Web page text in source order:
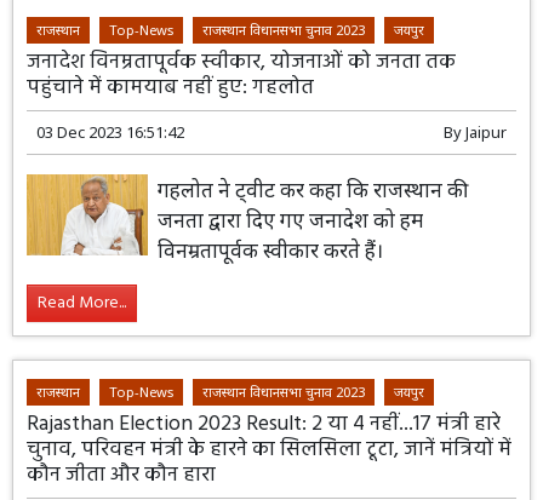
राजस्थान Top-News राजस्थान विधानसभा चुनाव 2023 जयपुर
जनादेश विनम्रतापूर्वक स्वीकार, योजनाओं को जनता तक
पहुंचाने में कामयाब नहीं हुए: गहलोत
03 Dec 2023 16:51:42 ByJaipur
गहलोत ने ट्वीट कर कहा कि राजस्थान की
जनता द्वारा दिए गए जनादेश को हम
विनम्रतापूर्वक स्वीकार करते हैं।
Read More...
राजस्थान Top-News राजस्थान विधानसभा चुनाव 2023 जयपुर
Rajasthan Election 2023 Result: 2 या 4 नहीं...17 मंत्री हारे
चुनाव, परिवहन मंत्री के हारने का सिलसिला टूटा, जानें मंत्रियों में
कौन जीता और कौन हारा